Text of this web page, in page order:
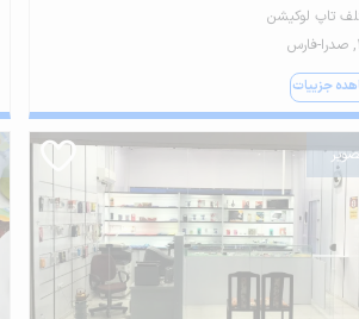
تاپ لوکیشن
جزییات